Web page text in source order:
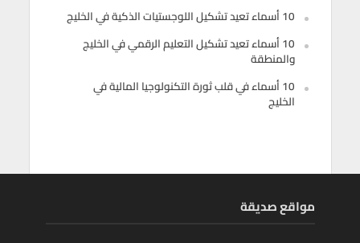
10 أسماء تعيد تشكيل اللوجستيات الذكية في الخليج
10 أسماء تعيد تشكيل التعليم الرقمي في الخليج
والمنطقة
10 أسماء في قلب ثورة التكنولوجيا المالية في
الخليج
مواقع صديقة